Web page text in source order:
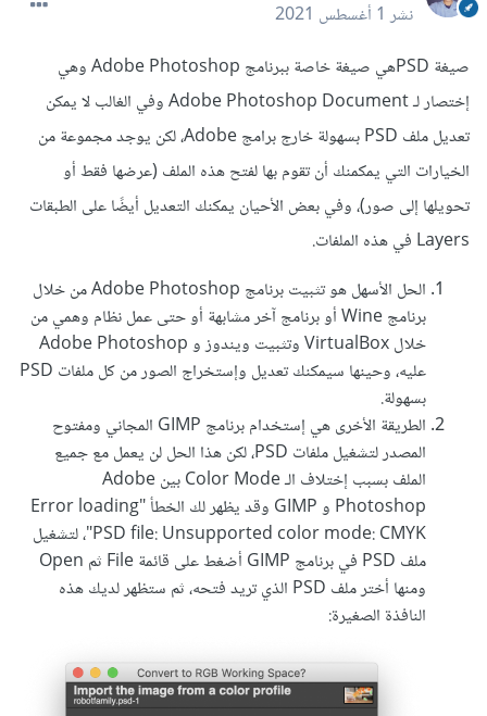
نشر1 أغسطس 2021
صيغة PSDهي صيغة خاصة ببرنامج Adobe Photoshop وهي
إختصار لـ Adobe Photoshop Document وفي الغالب لا يمكن
تعديل ملف PSD بسهولة خارج برامج Adobe، لكن يوجد مجموعة من
الخيارات التي يمكمنك أن تقوم بها لفتح هذه الملف (عرضها فقط أو
تحويلها إلى صور)، وفي بعض الأحيان يمكنك التعديل أيضًا على الطبقات
Layers في هذه الملفات.
الحل الأسهل هو تثبيت برنامج Adobe Photoshop من خلال
برنامج Wine أو برنامج آخر مشابهة أو حتى عمل نظام وهمي من
خلال VirtualBox وتثبيت ويندوز و Adobe Photoshop
عليه، وحينها سيمكنك تعديل وإستخراج الصور من كل ملفات PSD
بسهولة.
الطريقة الأخرى هي إستخدام برنامج GIMP المجاني ومفتوح
المصدر لتشغيل ملفات PSD، لكن هذا الحل لن يعمل مع جميع
الملف بسبب إختلاف الـ Color Mode بين Adobe
Photoshop و GIMP وقد يظهر لك الخطأ "Error loading
PSD file: Unsupported color mode: CMYK"، لتشغيل
ملف PSD في برنامج GIMP أضغط على قائمة File ثم Open
ومنها أختر ملف PSD الذي تريد فتحه، ثم ستظهر لديك هذه
النافذة الصغيرة: